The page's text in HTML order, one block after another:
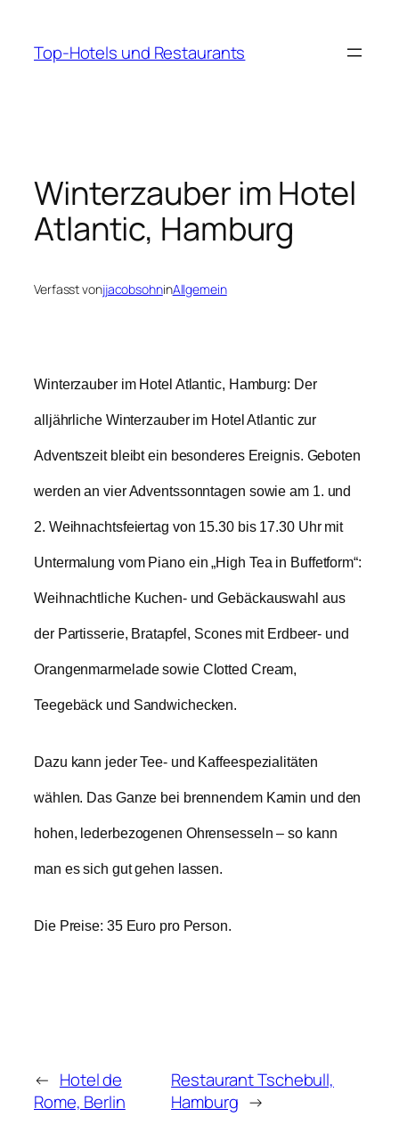
springen
Top-Hotels und Restaurants
Winterzauber im Hotel
Atlantic, Hamburg
Verfasst vonjjacobsohninAllgemein
Winterzauber im Hotel Atlantic, Hamburg: Der
alljährliche Winterzauber im Hotel Atlantic zur
Adventszeit bleibt ein besonderes Ereignis. Geboten
werden an vier Adventssonntagen sowie am 1. und
2. Weihnachtsfeiertag von 15.30 bis 17.30 Uhr mit
Untermalung vom Piano ein „High Tea in Buffetform“:
Weihnachtliche Kuchen- und Gebäckauswahl aus
der Partisserie, Bratapfel, Scones mit Erdbeer- und
Orangenmarmelade sowie Clotted Cream,
Teegebäck und Sandwichecken.
Dazu kann jeder Tee- und Kaffeespezialitäten
wählen. Das Ganze bei brennendem Kamin und den
hohen, lederbezogenen Ohrensesseln – so kann
man es sich gut gehen lassen.
Die Preise: 35 Euro pro Person.
← Hotel de
Rome, Berlin
Restaurant Tschebull,
Hamburg →